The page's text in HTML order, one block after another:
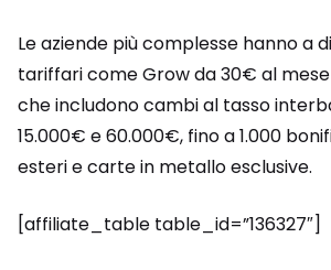
Le aziende più complesse hanno a
tariffari come Grow da 30€ al
che includono cambi al tasso
15.000€ e 60.000€, fino a 1.000
esteri e carte in metallo esclusive.
[affiliate_table table_id=”136327″]